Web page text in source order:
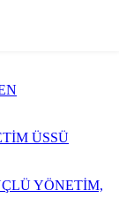
ÜSSÜ
YÖNETİM,